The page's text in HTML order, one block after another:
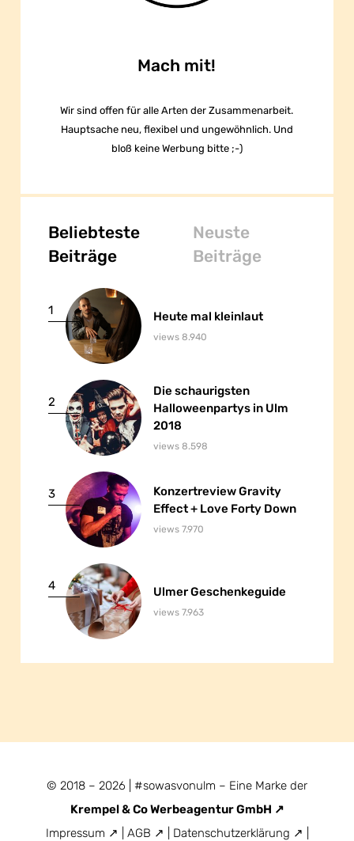
Mach mit!
Wir sind offen für alle Arten der Zusammenarbeit.
Hauptsache neu, flexibel und ungewöhnlich. Und
bloß keine Werbung bitte ;-)
Beliebteste
Beiträge
Neuste
Beiträge
1 Heute mal kleinlaut
Heute mal kleinlaut
views 8.940
2
Die schaurigsten
Halloweenpartys in Ulm
2018
Die schaurigsten
Halloweenpartys in Ulm
2018
views 8.598
3
Konzertreview Gravity
Effect + Love Forty Down
Konzertreview Gravity
Effect + Love Forty Down
views 7.970
4 Ulmer Geschenkeguide
Ulmer Geschenkeguide
views 7.963
© 2018 – 2026 | #sowasvonulm – Eine Marke der
Krempel & Co Werbeagentur GmbH
Impressum
AGB Datenschutzerklärung